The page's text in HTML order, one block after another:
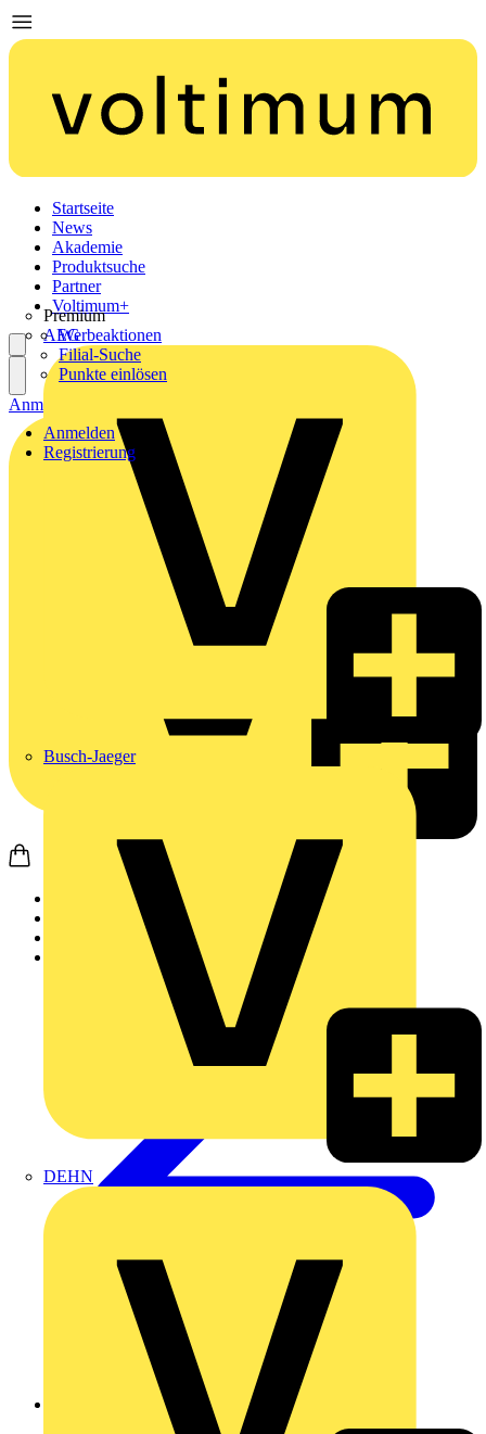
Startseite
News
Akademie
Produktsuche
Partner
Premium
AEG
Busch-Jaeger
DEHN
Voltimum+
Werbeaktionen
Filial-Suche
Punkte einlösen
Anmelden
Registrierung
Anmelden
Gebäudeleittechnik &...
Lichtsteuerungssysteme
Zurück zu Gebäudeleittechnik & Automation